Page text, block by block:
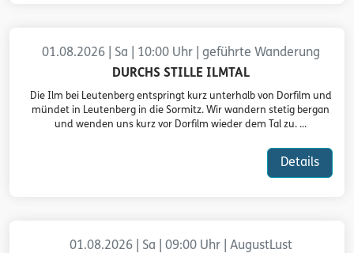
01.08.2026 | Sa | 10:00 Uhr | geführte Wanderung
DURCHS STILLE ILMTAL
Die Ilm bei Leutenberg entspringt kurz unterhalb von Dorfilm und
mündet in Leutenberg in die Sormitz. Wir wandern stetig bergan
und wenden uns kurz vor Dorfilm wieder dem Tal zu. ...
Details
01.08.2026 | Sa | 09:00 Uhr | AugustLust